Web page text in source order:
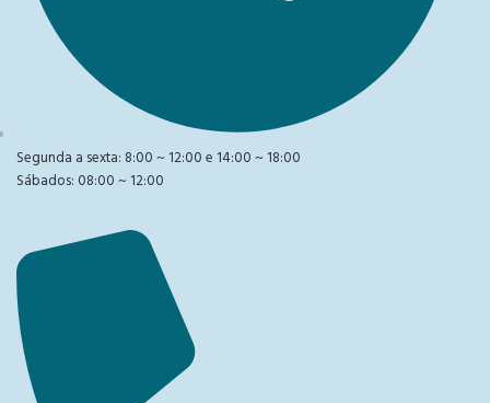
Segunda a sexta: 8:00 ~ 12:00 e 14:00 ~ 18:00
Sábados: 08:00 ~ 12:00